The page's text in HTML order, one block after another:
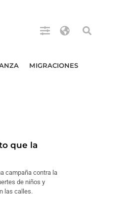
MIGRACIONES
que la
campaña contra la
de niños y
las calles.